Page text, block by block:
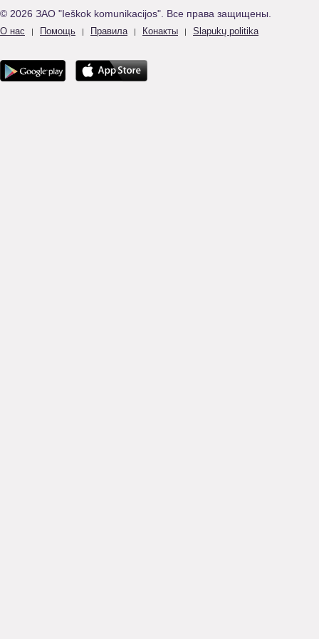
© 2026 ЗАО "Ieškok komunikacijos". Все права защищены.
О нас | Помощь | Правила | Конакты | Slapukų politika